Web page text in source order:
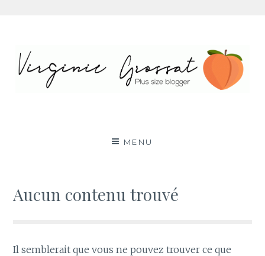
contenu
mode grande taille
MENU
Aucun contenu trouvé
Il semblerait que vous ne pouvez trouver ce que